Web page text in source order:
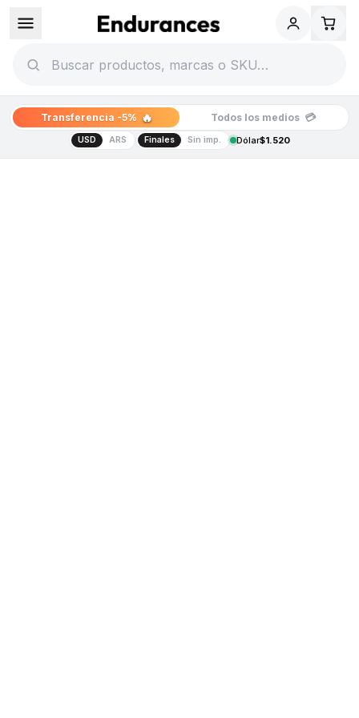
Transferencia -5% 🔥 Todos los medios 💳
USD ARS Finales Sin imp. Dólar$1.520